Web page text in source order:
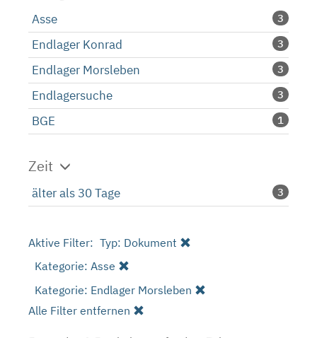
Asse 3
Endlager Konrad 3
Endlager Morsleben 3
Endlagersuche 3
BGE 1
Zeit
älter als 30 Tage 3
Aktive Filter: Typ: Dokument
Kategorie: Asse
Kategorie: Endlager Morsleben
Alle Filter entfernen